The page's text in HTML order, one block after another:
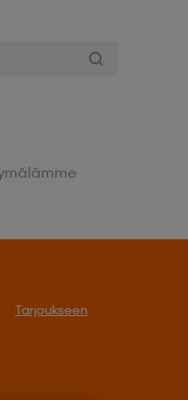
Tarjoukseen